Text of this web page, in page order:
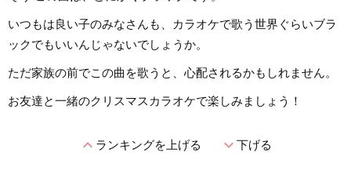
いつもは良い子のみなさんも、カラオケで歌う世界ぐらいブラ
ックでもいいんじゃないでしょうか。
ただ家族の前でこの曲を歌うと、心配されるかもしれません。
お友達と一緒のクリスマスカラオケで楽しみましょう！
expand_lessランキングを上げる expand_more下げる